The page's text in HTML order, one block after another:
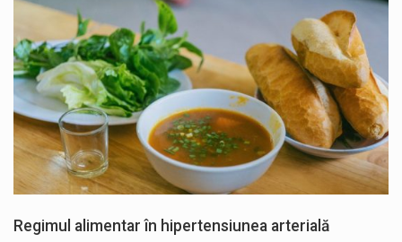
Regimul alimentar în hipertensiunea arterială